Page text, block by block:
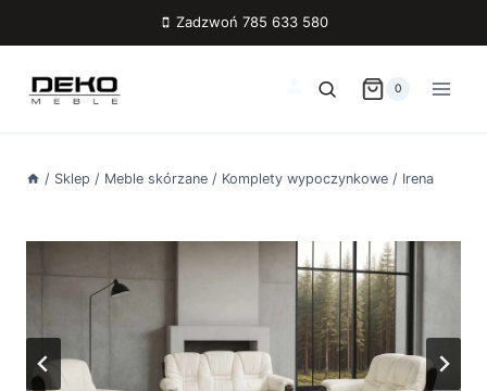
Zadzwoń 785 633 580
0
/ Sklep / Meble skórzane / Komplety wypoczynkowe / Irena